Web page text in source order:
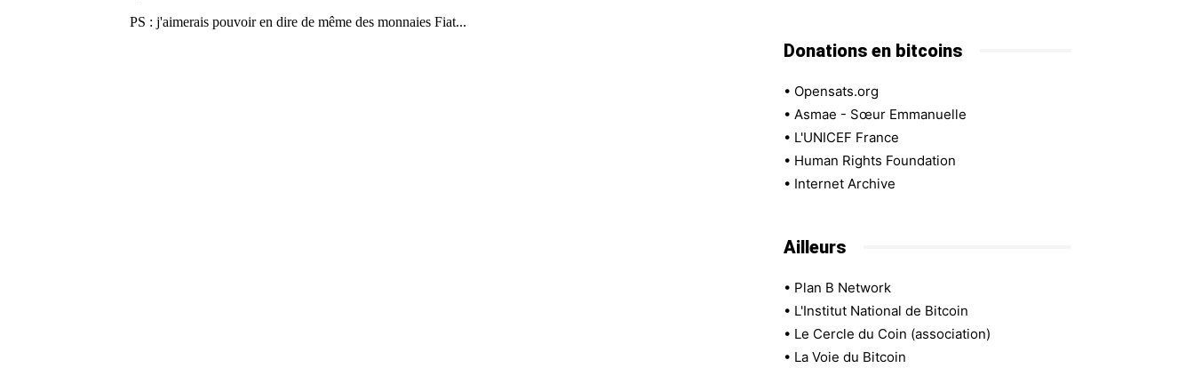
Donations en bitcoins
• Opensats.org
• Asmae - Sœur Emmanuelle
• L'UNICEF France
• Human Rights Foundation
• Internet Archive
Ailleurs
• Plan B Network
• L'Institut National de Bitcoin
• Le Cercle du Coin (association)
• La Voie du Bitcoin